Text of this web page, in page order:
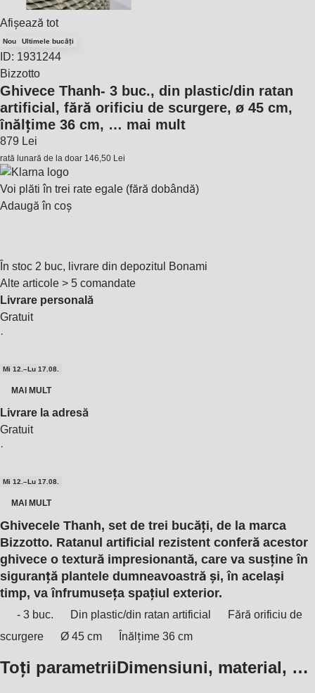
Afișează tot
Nou Ultimele bucăți
ID: 1931244
Bizzotto
Ghivece Thanh- 3 buc., din plastic/din ratan
artificial, fără orificiu de scurgere, ø 45 cm,
înălțime 36 cm, … mai mult
879 Lei
rată lunară de la doar 146,50 Lei
Voi plăti în trei rate egale (fără dobândă)
Adaugă în coș
În stoc 2 buc, livrare din depozitul Bonami
Alte articole > 5 comandate
Livrare personală
Gratuit
·
Mi 12.–Lu 17.08.
MAI MULT
Livrare la adresă
Gratuit
·
Mi 12.–Lu 17.08.
MAI MULT
Ghivecele Thanh, set de trei bucăți, de la marca
Bizzotto. Ratanul artificial rezistent conferă acestor
ghivece o textură impresionantă, care va susține în
siguranță plantele dumneavoastră și, în același
timp, va înfrumuseța spațiul exterior.
- 3 buc. Din plastic/din ratan artificial
Fără orificiu de
scurgere
Ø 45 cm Înălțime 36 cm
Toți parametriiDimensiuni, material, …